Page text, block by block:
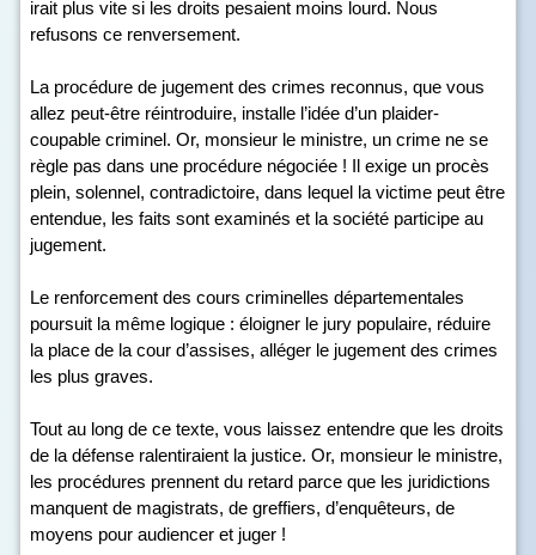
irait plus vite si les droits pesaient moins lourd. Nous
refusons ce renversement.
La procédure de jugement des crimes reconnus, que vous
allez peut-être réintroduire, installe l’idée d’un plaider-
coupable criminel. Or, monsieur le ministre, un crime ne se
règle pas dans une procédure négociée ! Il exige un procès
plein, solennel, contradictoire, dans lequel la victime peut être
entendue, les faits sont examinés et la société participe au
jugement.
Le renforcement des cours criminelles départementales
poursuit la même logique : éloigner le jury populaire, réduire
la place de la cour d’assises, alléger le jugement des crimes
les plus graves.
Tout au long de ce texte, vous laissez entendre que les droits
de la défense ralentiraient la justice. Or, monsieur le ministre,
les procédures prennent du retard parce que les juridictions
manquent de magistrats, de greffiers, d’enquêteurs, de
moyens pour audiencer et juger !